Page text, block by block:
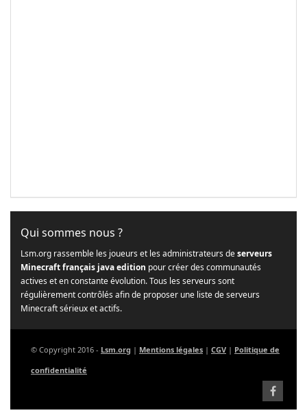
Qui sommes nous ?
Lsm.org rassemble les joueurs et les administrateurs deserveurs
Minecraft français java edition pour créer des communautés
actives et en constante évolution. Tous les serveurs sont
régulièrement contrôlés afin de proposer une liste de serveurs
Minecraft sérieux et actifs.
© Copyright 2016 - Lsm.org | Mentions légales | CGV | Politique de
confidentialité